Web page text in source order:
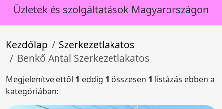
Üzletek és szolgáltatások Magyarországon
Kezdőlap
Szerkezetlakatos
Benkő Antal Szerkezetlakatos
Megjelenítve ettől 1 eddig 1 összesen 1 listázás ebben a
kategóriában: